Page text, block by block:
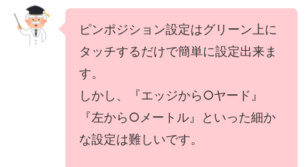
ピンポジション設定はグリーン上に
タッチするだけで簡単に設定出来ま
す。
しかし、『エッジから○ヤード』
『左から○メートル』といった細か
な設定は難しいです。